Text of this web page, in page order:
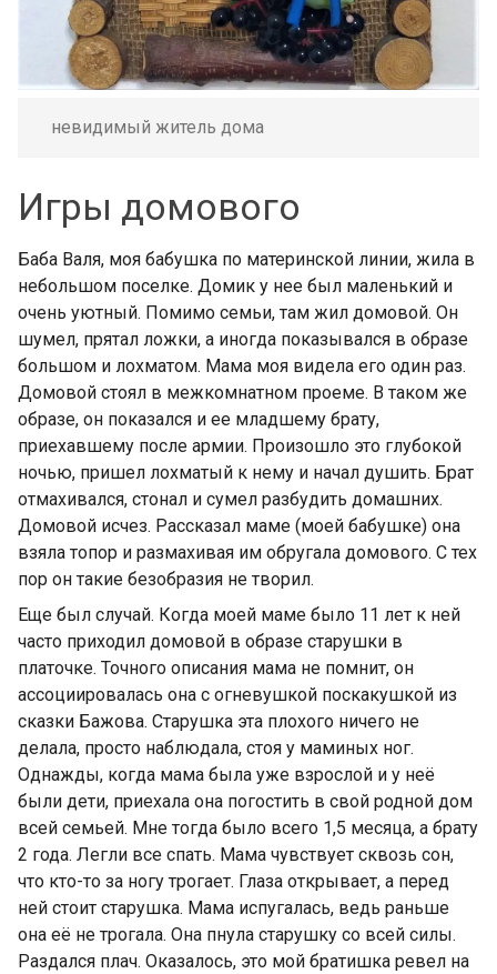
невидимый житель дома
Игры домового
Баба Валя, моя бабушка по материнской линии, жила в
небольшом поселке. Домик у нее был маленький и
очень уютный. Помимо семьи, там жил домовой. Он
шумел, прятал ложки, а иногда показывался в образе
большом и лохматом. Мама моя видела его один раз.
Домовой стоял в межкомнатном проеме. В таком же
образе, он показался и ее младшему брату,
приехавшему после армии. Произошло это глубокой
ночью, пришел лохматый к нему и начал душить. Брат
отмахивался, стонал и сумел разбудить домашних.
Домовой исчез. Рассказал маме (моей бабушке) она
взяла топор и размахивая им обругала домового. С тех
пор он такие безобразия не творил.
Еще был случай. Когда моей маме было 11 лет к ней
часто приходил домовой в образе старушки в
платочке. Точного описания мама не помнит, он
ассоциировалась она с огневушкой поскакушкой из
сказки Бажова. Старушка эта плохого ничего не
делала, просто наблюдала, стоя у маминых ног.
Однажды, когда мама была уже взрослой и у неё
были дети, приехала она погостить в свой родной дом
всей семьей. Мне тогда было всего 1,5 месяца, а брату
2 года. Легли все спать. Мама чувствует сквозь сон,
что кто-то за ногу трогает. Глаза открывает, а перед
ней стоит старушка. Мама испугалась, ведь раньше
она её не трогала. Она пнула старушку со всей силы.
Раздался плач. Оказалось, это мой братишка ревел на